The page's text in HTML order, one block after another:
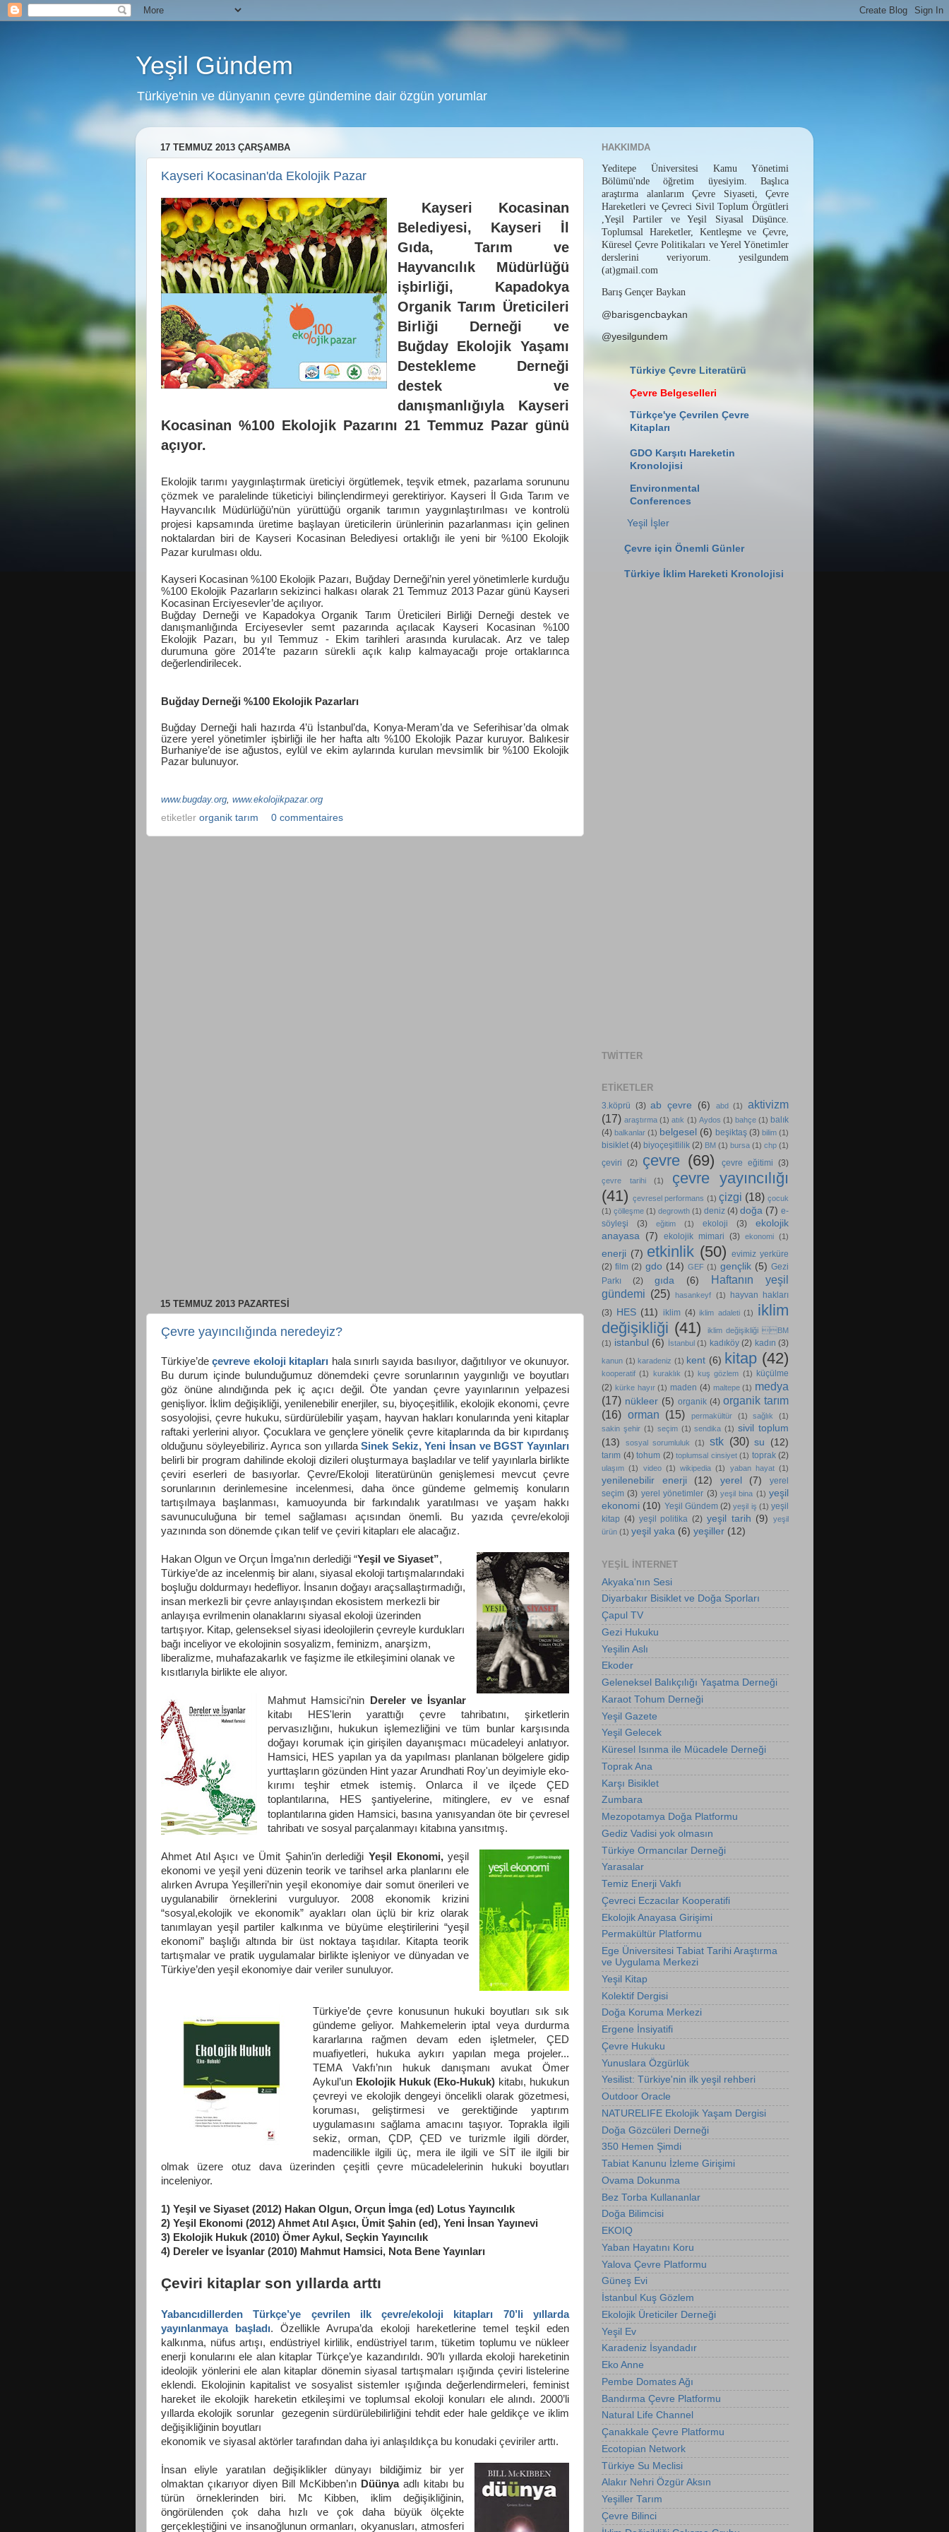
Yeşil Gündem
Türkiye'nin ve dünyanın çevre gündemine dair özgün yorumlar
17 TEMMUZ 2013 ÇARŞAMBA
Kayseri Kocasinan'da Ekolojik Pazar
Kayseri Kocasinan
Belediyesi, Kayseri İl
Gıda, Tarım ve
Hayvancılık Müdürlüğü
işbirliği, Kapadokya
Organik Tarım Üreticileri
Birliği Derneği ve
Buğday Ekolojik Yaşamı
Destekleme Derneği
destek ve
danışmanlığıyla Kayseri
Kocasinan %100 Ekolojik Pazarını 21 Temmuz Pazar günü
açıyor.
Ekolojik tarımı yaygınlaştırmak üreticiyi örgütlemek, teşvik etmek, pazarlama sorununu
çözmek ve paralelinde tüketiciyi bilinçlendirmeyi gerektiriyor. Kayseri İl Gıda Tarım ve
Hayvancılık Müdürlüğü’nün yürüttüğü organik tarımın yaygınlaştırılması ve kontrolü
projesi kapsamında üretime başlayan üreticilerin ürünlerinin pazarlanması için gelinen
noktalardan biri de Kayseri Kocasinan Belediyesi ortaklığı ile yeni bir %100 Ekolojik
Pazar kurulması oldu.
Kayseri Kocasinan %100 Ekolojik Pazarı, Buğday Derneği’nin yerel yönetimlerle kurduğu
%100 Ekolojik Pazarların sekizinci halkası olarak 21 Temmuz 2013 Pazar günü Kayseri
Kocasinan Erciyesevler’de açılıyor.
Buğday Derneği ve Kapadokya Organik Tarım Üreticileri Birliği Derneği destek ve
danışmanlığında
Erciyesevler semt pazarında açılacak Kayseri Kocasinan %100
Ekolojik Pazarı, bu yıl Temmuz - Ekim tarihleri arasında kurulacak. Arz ve talep
durumuna göre 2014'te pazarın sürekli açık kalıp kalmayacağı proje ortaklarınca
değerlendirilecek.
Buğday Derneği %100 Ekolojik Pazarları
Buğday Derneği hali hazırda 4’ü İstanbul’da, Konya-Meram’da ve Seferihisar’da olmak
üzere yerel yönetimler işbirliği ile her hafta altı %100 Ekolojik Pazar kuruyor. Balıkesir
Burhaniye’de ise ağustos, eylül ve ekim aylarında kurulan mevsimlik bir %100 Ekolojik
Pazar bulunuyor.
www.bugday.org, www.ekolojikpazar.org
etiketler organik tarım 0 commentaires
15 TEMMUZ 2013 PAZARTESI
Çevre yayıncılığında neredeyiz?
Türkiye’deçevreve ekoloji kitapları hala sınırlı sayıda basılıyor, dağıtılıyor ve okunuyor.
Bu durum içinde bulunduğumuz dönemdeki çevre sorunlarının yaygınlığı ve boyutları
göz önüne alındığında pek iç açıcı değil. Öte yandan çevre yayınlarının yelpazesi
genişliyor. İklim değişikliği, yenilenebilir enerjiler, su, biyoçeşitlilik, ekolojik ekonomi, çevre
sosyolojisi, çevre hukuku, sürdürülebilir yaşam, hayvan hakları konularında yeni kitaplar
raftaki yerlerini alıyor. Çocuklara ve gençlere yönelik çevre kitaplarında da bir kıpırdanış
olduğunu söyleyebiliriz. Ayrıca son yıllardaSinek Sekiz, Yeni İnsan ve BGST Yayınları
belirli bir program dahilinde ekoloji dizileri oluşturmaya başladılar ve telif yayınlarla birlikte
çeviri eserleri de basıyorlar. Çevre/Ekoloji literatürünün genişlemesi mevcut çevre
sorunlarının derinlemesine incelenmesi, daha önce gündeme gelmemiş konuların
tartışılmaya başlanması, kamuoyunda bir farkındalık yaratılması ve yaşam hakkı
savunuculuğuna bir temel sağlaması açısından önemli. Bu yazıda çevre/ekoloji
yazınında son dönemde çıkan telif ve çeviri kitapları ele alacağız.
Hakan Olgun ve Orçun İmga’nın derlediği “Yeşil ve Siyaset”,
Türkiye’de az incelenmiş bir alanı, siyasal ekoloji tartışmalarındaki
boşluğu doldurmayı hedefliyor. İnsanın doğayı araçsallaştırmadığı,
insan merkezli bir çevre anlayışından ekosistem merkezli bir
anlayışa evrilmenin olanaklarını siyasal ekoloji üzerinden
tartışıyor. Kitap, gelenseksel siyasi ideolojilerin çevreyle kurdukları
bağı inceliyor ve ekolojinin sosyalizm, feminizm, anarşizm,
liberalizme, muhafazakarlık ve faşizme ile etkileşimini olanak ve
kısıtlarıyla birlikte ele alıyor.
Mahmut Hamsici’nin Dereler ve İsyanlar
kitabı HES'lerin yarattığı çevre tahribatını, şirketlerin
pervasızlığını, hukukun işlemezliğini ve tüm bunlar karşısında
doğayı korumak için girişilen dayanışmacı mücadeleyi anlatıyor.
Hamsici, HES yapılan ya da yapılması planlanan bölgelere gidip
yurttaşların gözünden Hint yazar Arundhati Roy'un deyimiyle eko-
kırımı teşhir etmek istemiş. Onlarca il ve ilçede ÇED
toplantılarına, HES şantiyelerine, mitinglere, ev ve esnaf
toplantılarına giden Hamsici, basına yanısyandan öte bir çevresel
tahribatı ve sosyal parçalanmayı kitabına yansıtmış.
Ahmet Atıl Aşıcı ve Ümit Şahin’in derlediğiYeşil Ekonomi,yeşil
ekonomi ve yeşil yeni düzenin teorik ve tarihsel arka planlarını ele
alırken Avrupa Yeşilleri’nin yeşil ekonomiye dair somut önerileri ve
uygulanabilir örneklerini vurguluyor. 2008 ekonomik krizini
“sosyal,ekolojik ve ekonomik” ayakları olan üçlü bir kriz olarak
tanımlayan yeşil partiler kalkınma ve büyüme eleştirilerini “yeşil
ekonomi” başlığı altında bir üst noktaya taşıdılar. Kitapta teorik
tartışmalar ve pratik uygulamalar birlikte işleniyor ve dünyadan ve
Türkiye’den yeşil ekonomiye dair veriler sunuluyor.
Türkiye’de çevre konusunun hukuki boyutları sık sık
gündeme geliyor. Mahkemelerin iptal veya durdurma
kararlarına rağmen devam edenişletmeler, ÇED
muafiyetleri, hukuka aykırı yapılan mega projeler...
TEMA Vakfı’nın hukuk danışmanı avukat Ömer
Aykul’un Ekolojik Hukuk (Eko-Hukuk) kitabı, hukukun
çevreyi ve ekolojik dengeyi öncelikli olarak gözetmesi,
koruması, geliştirmesi ve gerektiğinde yaptırım
uygulamasını sağlama amacını taşıyor. Toprakla ilgili
sekiz, orman, ÇDP, ÇED ve turizmle ilgili dörder,
madencilikle ilgili üç, mera ile ilgili ve SİT ile ilgili bir
olmak üzere otuz dava üzerinden çeşitli çevre mücadelelerinin hukuki boyutları
inceleniyor.
1) Yeşil ve Siyaset (2012) Hakan Olgun, Orçun İmga (ed) Lotus Yayıncılık
2) Yeşil Ekonomi (2012) Ahmet Atıl Aşıcı, Ümit Şahin (ed), Yeni İnsan Yayınevi
3) Ekolojik Hukuk (2010) Ömer Aykul, Seçkin Yayıncılık
4) Dereler ve İsyanlar (2010) Mahmut Hamsici, Nota Bene Yayınları
Çeviri kitaplar son yıllarda arttı
Yabancıdillerden Türkçe’ye çevrilen ilk çevre/ekoloji kitapları 70’li yıllarda
yayınlanmaya başladı. Özellikle Avrupa’da ekoloji hareketlerine temel teşkil eden
kalkınma, nüfus artışı, endüstriyel kirlilik, endüstriyel tarım, tüketim toplumu ve nükleer
enerji konularını ele alan kitaplar Türkçe’ye kazandırıldı. 90’lı yıllarda ekoloji hareketinin
ideolojik yönlerini ele alan kitaplar dönemin siyasal tartışmaları ışığında çeviri listelerine
eklendi. Ekolojinin kapitalist ve sosyalist sistemler ışığında değerlendirmeleri, feminist
hareket ile ekolojik hareketin etkileşimi ve toplumsal ekoloji konuları ele alındı. 2000’li
yıllarda ekolojik sorunlar gezegenin sürdürülebilirliğini tehdit eder hale geldikçe ve iklim
değişikliğinin boyutları
ekonomik ve siyasal aktörler tarafından daha iyi anlaşıldıkça bu konudaki çeviriler arttı.
İnsan eliyle yaratılan değişiklikler dünyayı bildiğimiz bir yer
olmaktan çıkarıyor diyen Bill McKibben’ın Düünyaadlı kitabı bu
türün örneklerinden biri. Mc Kibben, iklim değişikliğinin,
öngörülenden çok daha hızlı ve çok daha büyük ölçekte
gerçekleştiğini ve insanoğlunun ormanları, okyanusları, atmosferi
HAKKIMDA
Yeditepe Üniversitesi Kamu Yönetimi
Bölümü'nde öğretim üyesiyim. Başlıca
araştırma alanlarım Çevre Siyaseti, Çevre
Hareketleri ve Çevreci Sivil Toplum Örgütleri
,Yeşil Partiler ve Yeşil Siyasal Düşünce.
Toplumsal Hareketler, Kentleşme ve Çevre,
Küresel Çevre Politikaları ve Yerel Yönetimler
derslerini veriyorum. yesilgundem
(at)gmail.com
Barış Gençer Baykan
@barisgencbaykan
@yesilgundem
Türkiye Çevre Literatürü
Çevre Belgeselleri
Türkçe'ye Çevrilen Çevre
Kitapları
GDO Karşıtı Hareketin
Kronolojisi
Environmental
Conferences
Yeşil İşler
Çevre için Önemli Günler
Türkiye İklim Hareketi Kronolojisi
TWITTER
ETIKETLER
3.köprü (3) ab çevre (6) abd (1)
aktivizm
(17) araştırma (1) atık (1) Aydos (1) bahçe (1) balık
(4) balkanlar (1) belgesel (6) beşiktaş (3) bilim (1)
bisiklet (4) biyoçeşitlilik (2) BM (1) bursa (1) chp (1)
çeviri (2) çevre (69) çevre eğitimi (3)
çevre tarihi (1)
çevre yayıncılığı
(41) çevresel performans (1) çizgi (18) çocuk
(1) çölleşme (1) degrowth (1) deniz (4) doğa (7) e-
söyleşi
(3) eğitim (1) ekoloji (3)
ekolojik
anayasa
(7) ekolojik mimari (3) ekonomi (1)
enerji (7) etkinlik (50)
evimiz yerküre
(2) film (2) gdo (14) GEF (1) gençlik (5) Gezi
Parkı
(2) gıda (6)
Haftanın yeşil
gündemi (25) hasankeyf (1)
hayvan hakları
(3) HES (11) iklim (4) iklim adaleti (1)
iklim
değişikliği (41)
iklim değişikliği BM
(1) istanbul (6) İstanbul (1) kadıköy (2) kadın (3)
kanun (1) karadeniz (1) kent (6) kitap (42)
kooperatif (1) kuraklık (1) kuş gözlem (1) küçülme
(2) kürke hayır (1) maden (4) maltepe (1) medya
(17) nükleer (5) organik (4) organik tarım
(16) orman (15) permakültür (1) sağlık
(1)
sakin şehir (1) seçim (1) sendika (1) sivil toplum
(13)
sosyal sorumluluk (1) stk (30) su (12)
tarım (4) tohum (2) toplumsal cinsiyet (1) toprak (2)
ulaşım (1) video (1) wikipedia (1) yaban hayat (1)
yenilenebilir enerji (12) yerel (7)
yerel
seçim (3) yerel yönetimler (3) yeşil bina (1) yeşil
ekonomi (10) Yeşil Gündem (2) yeşil iş (1) yeşil
kitap (4) yeşil politika (2) yeşil tarih (9)
yeşil
ürün (1) yeşil yaka (6) yeşiller (12)
YEŞIL INTERNET
Akyaka'nın Sesi
Diyarbakır Bisiklet ve Doğa Sporları
Çapul TV
Gezi Hukuku
Yeşilin Aslı
Ekoder
Geleneksel Balıkçılığı Yaşatma Derneği
Karaot Tohum Derneği
Yeşil Gazete
Yeşil Gelecek
Küresel Isınma ile Mücadele Derneği
Toprak Ana
Karşı Bisiklet
Zumbara
Mezopotamya Doğa Platformu
Gediz Vadisi yok olmasın
Türkiye Ormancılar Derneği
Yarasalar
Temiz Enerji Vakfı
Çevreci Eczacılar Kooperatifi
Ekolojik Anayasa Girişimi
Permakültür Platformu
Ege Üniversitesi Tabiat Tarihi Araştırma
ve Uygulama Merkezi
Yeşil Kitap
Kolektif Dergisi
Doğa Koruma Merkezi
Ergene İnsiyatifi
Çevre Hukuku
Yunuslara Özgürlük
Yesilist: Türkiye'nin ilk yeşil rehberi
Outdoor Oracle
NATURELIFE Ekolojik Yaşam Dergisi
Doğa Gözcüleri Derneği
350 Hemen Şimdi
Tabiat Kanunu İzleme Girişimi
Ovama Dokunma
Bez Torba Kullananlar
Doğa Bilimcisi
EKOIQ
Yaban Hayatını Koru
Yalova Çevre Platformu
Güneş Evi
İstanbul Kuş Gözlem
Ekolojik Üreticiler Derneği
Yeşil Ev
Karadeniz İsyandadır
Eko Anne
Pembe Domates Ağı
Bandırma Çevre Platformu
Natural Life Channel
Çanakkale Çevre Platformu
Ecotopian Network
Türkiye Su Meclisi
Alakır Nehri Özgür Aksın
Yeşiller Tarım
Çevre Bilinci